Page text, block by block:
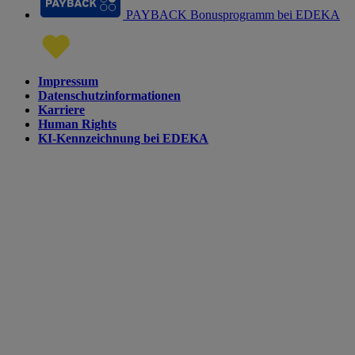
PAYBACK Bonusprogramm bei EDEKA
Impressum
Datenschutzinformationen
Karriere
Human Rights
KI-Kennzeichnung bei EDEKA